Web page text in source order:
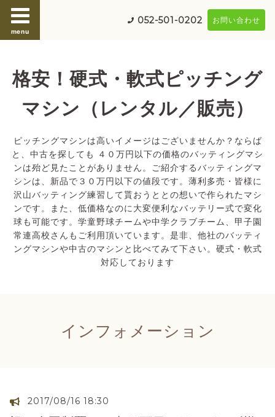
menu
052-501-0202 お問い合わせ
格安！硬式・軟式ピッチング
マシン（レンタル／販売）
ピッチングマシンは高いイメージはございませんか？ならば
と、中古を探しても ４０万円以下の価格のバッティングマシ
ンは殆ど見たことがありません。ご紹介するバッティングマ
シンは、新品で３０万円以下の値段です。薄利多売・皆様に
沢山バッティング練習して貰おうととの想いで作られたマシ
ンです。また、低価格なのに大変便利なバッテリー式で変化
球も可能です。学童野球チームや中学クラブチーム、甲子園
常連高校さんもご利用頂いています。是非、他社のバッティ
ングマシンや中古のマシンと比べてみて下さい。硬式・軟式
対応しております
インフォメーション
2017/08/16 18:30